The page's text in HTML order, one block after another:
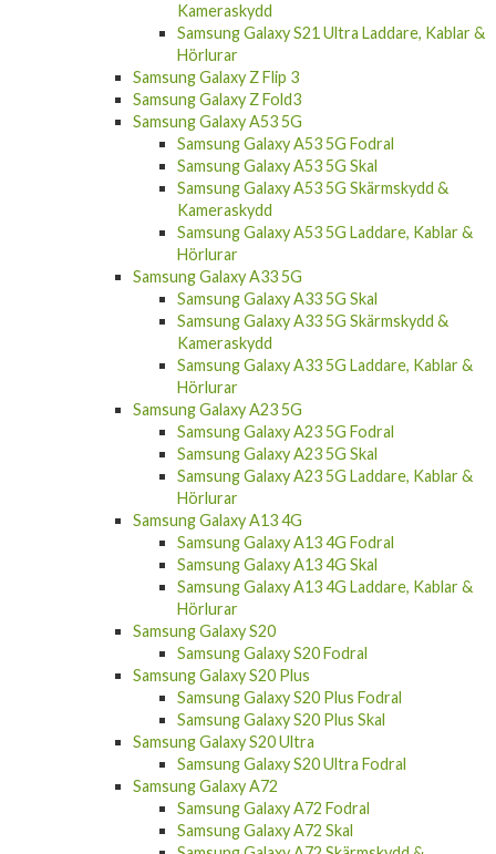
Kameraskydd
Samsung Galaxy S21 Ultra Laddare, Kablar &
Hörlurar
Samsung Galaxy Z Flip 3
Samsung Galaxy Z Fold3
Samsung Galaxy A53 5G
Samsung Galaxy A53 5G Fodral
Samsung Galaxy A53 5G Skal
Samsung Galaxy A53 5G Skärmskydd &
Kameraskydd
Samsung Galaxy A53 5G Laddare, Kablar &
Hörlurar
Samsung Galaxy A33 5G
Samsung Galaxy A33 5G Skal
Samsung Galaxy A33 5G Skärmskydd &
Kameraskydd
Samsung Galaxy A33 5G Laddare, Kablar &
Hörlurar
Samsung Galaxy A23 5G
Samsung Galaxy A23 5G Fodral
Samsung Galaxy A23 5G Skal
Samsung Galaxy A23 5G Laddare, Kablar &
Hörlurar
Samsung Galaxy A13 4G
Samsung Galaxy A13 4G Fodral
Samsung Galaxy A13 4G Skal
Samsung Galaxy A13 4G Laddare, Kablar &
Hörlurar
Samsung Galaxy S20
Samsung Galaxy S20 Fodral
Samsung Galaxy S20 Plus
Samsung Galaxy S20 Plus Fodral
Samsung Galaxy S20 Plus Skal
Samsung Galaxy S20 Ultra
Samsung Galaxy S20 Ultra Fodral
Samsung Galaxy A72
Samsung Galaxy A72 Fodral
Samsung Galaxy A72 Skal